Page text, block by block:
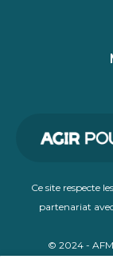
Ce site respecte
partenariat
© 2024 - AFM